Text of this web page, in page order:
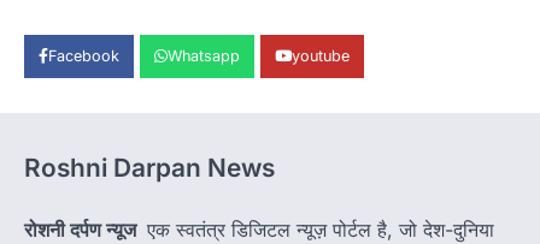
Facebook Whatsapp youtube
Roshni Darpan News
रोशनी दर्पण न्यूज एक स्वतंत्र डिजिटल न्यूज़ पोर्टल है, जो देश-दुनिया